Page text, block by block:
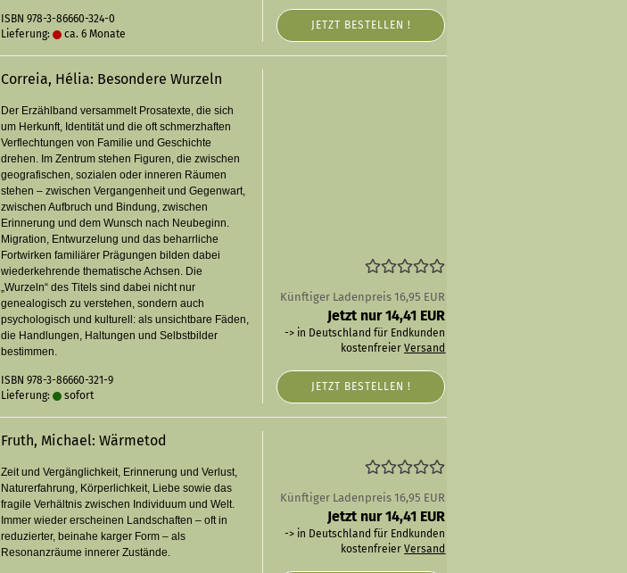
ISBN 978-3-86660-324-0
Lieferung:
ca. 6 Monate
JETZT BESTELLEN !
Correia, Hélia: Besondere Wurzeln
Der Erzählband versammelt Prosatexte, die sich
um Herkunft, Identität und die oft schmerzhaften
Verflechtungen von Familie und Geschichte
drehen. Im Zentrum stehen Figuren, die zwischen
geografischen, sozialen oder inneren Räumen
stehen – zwischen Vergangenheit und Gegenwart,
zwischen Aufbruch und Bindung, zwischen
Erinnerung und dem Wunsch nach Neubeginn.
Migration, Entwurzelung und das beharrliche
Fortwirken familiärer Prägungen bilden dabei
wiederkehrende thematische Achsen. Die
„Wurzeln“ des Titels sind dabei nicht nur
genealogisch zu verstehen, sondern auch
psychologisch und kulturell: als unsichtbare Fäden,
die Handlungen, Haltungen und Selbstbilder
bestimmen.
ISBN 978-3-86660-321-9
Lieferung:
sofort
Künftiger Ladenpreis 16,95 EUR
Jetzt nur 14,41 EUR
-> in Deutschland für Endkunden
kostenfreierVersand
JETZT BESTELLEN !
Fruth, Michael: Wärmetod
Zeit und Vergänglichkeit, Erinnerung und Verlust,
Naturerfahrung, Körperlichkeit, Liebe sowie das
fragile Verhältnis zwischen Individuum und Welt.
Immer wieder erscheinen Landschaften – oft in
reduzierter, beinahe karger Form – als
Resonanzräume innerer Zustände.
Künftiger Ladenpreis 16,95 EUR
Jetzt nur 14,41 EUR
-> in Deutschland für Endkunden
kostenfreierVersand